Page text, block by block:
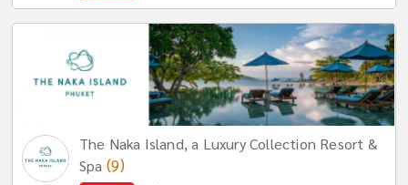
The Naka Island, a Luxury Collection Resort &
Spa (9)